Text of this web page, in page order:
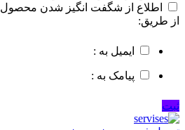
اطلاع از شگفت انگیز شدن محصول
از طریق:
ایمیل به :
پیامک به :
ثبت